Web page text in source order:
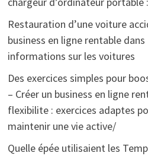
Restauration d’une voiture
business en ligne rentabledans
informations sur les voitures
Des exercices simples pour
– Créer un business en ligne
flexibilite : exercices adaptes
maintenir une vie active/
Quelle épée utilisaient les